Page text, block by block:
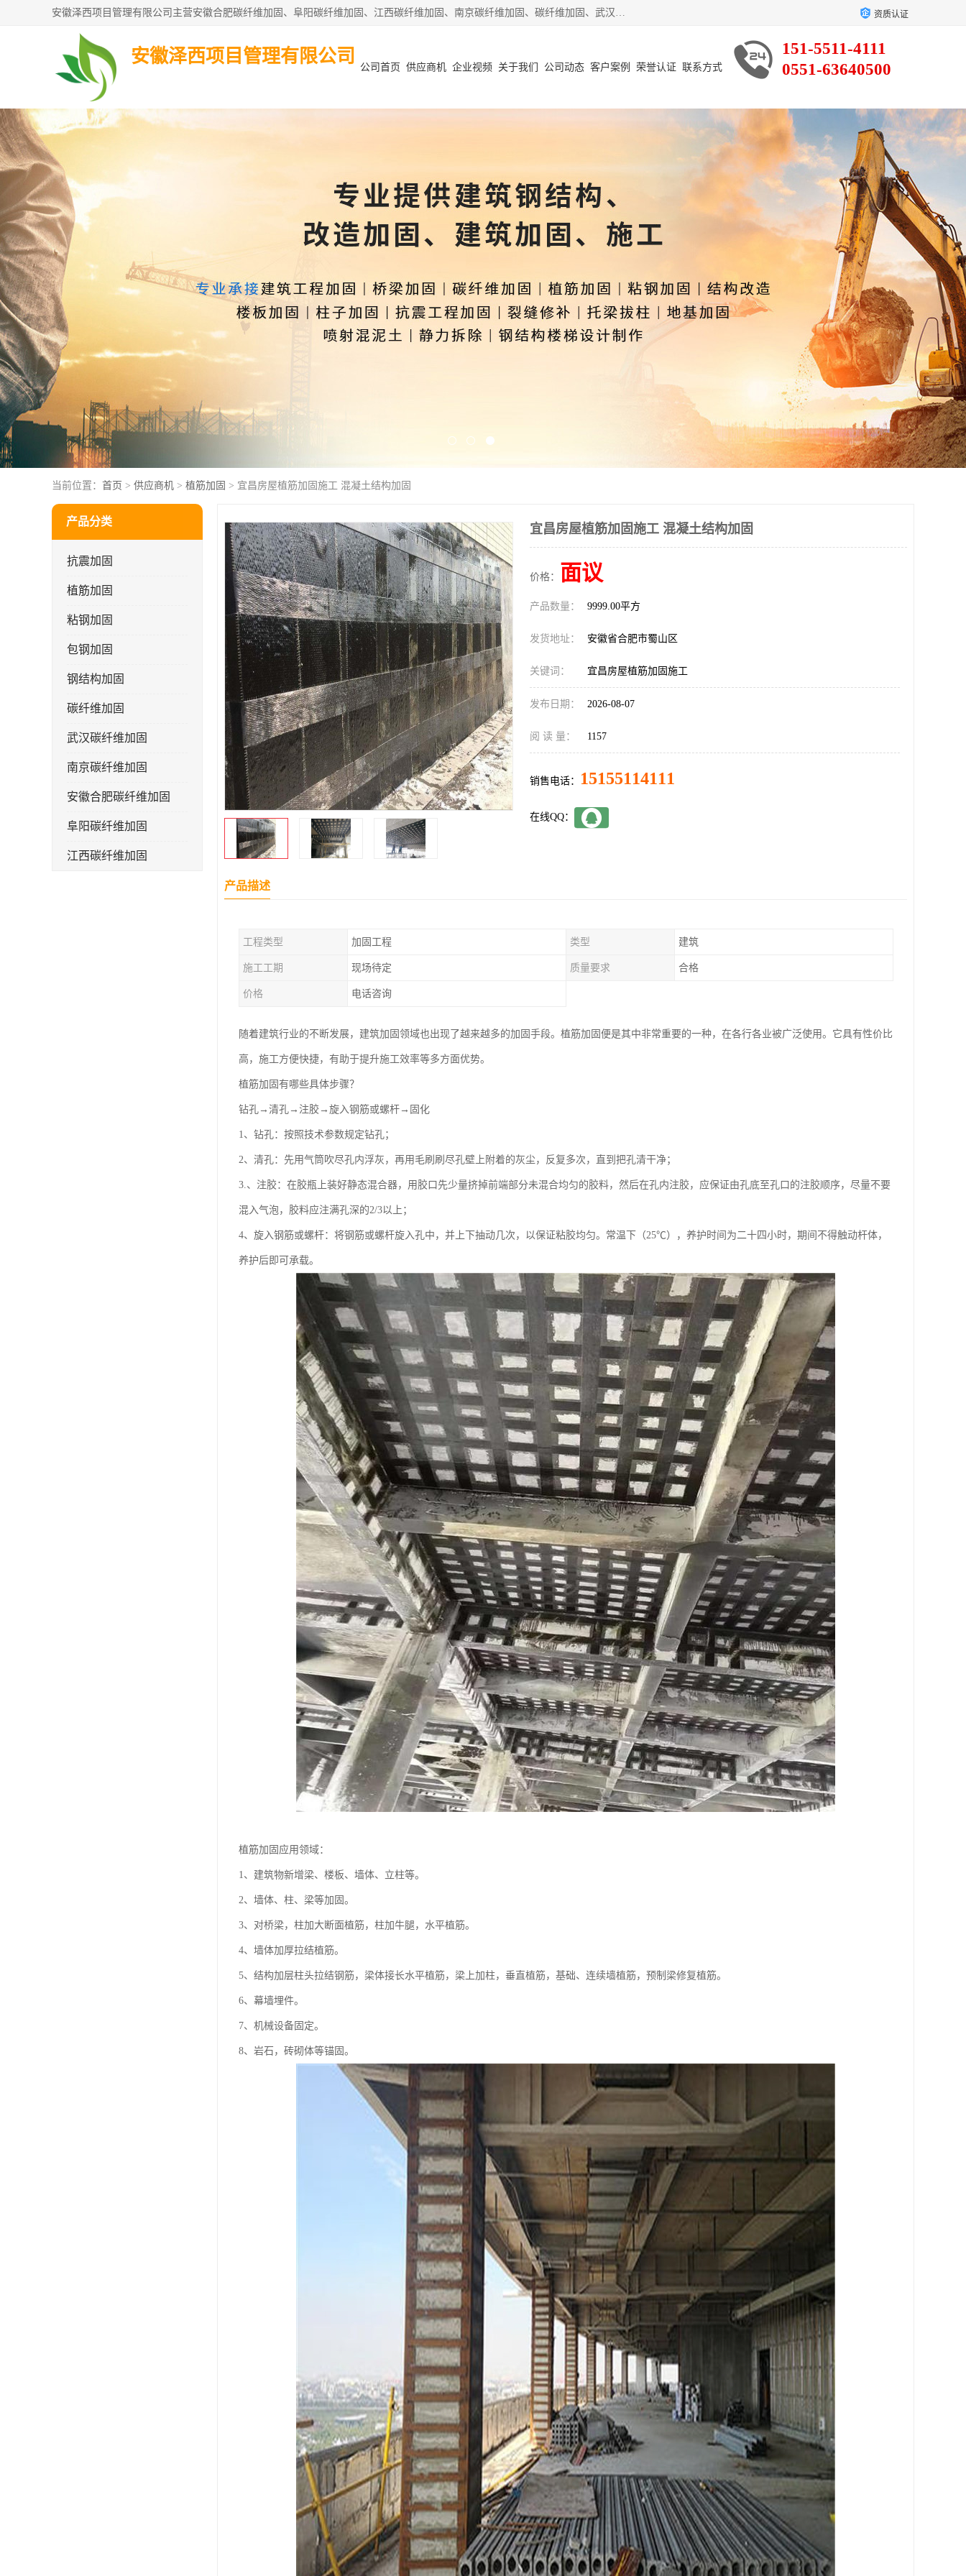
安徽泽西项目管理有限公司主营安徽合肥碳纤维加固、阜阳碳纤维加固、江西碳纤维加固、南京碳纤维加固、碳纤维加固、武汉碳纤维加固等业务，业务覆盖范围：安徽合肥、阜阳、江西、南京、武汉等区域。公司在钢筋混凝土结构改造加固、砌体结构改造加固、设计变更、结构改造加固、质量缺陷加固、地基加固等各加固改造领域具有优良的设计及施工经验。 资质认证
安徽泽西项目管理有限公司
151-5511-4111
0551-63640500
公司首页 供应商机 企业视频 关于我们 公司动态 客户案例 荣誉认证 联系方式
当前位置： 首页 > 供应商机 > 植筋加固 > 宜昌房屋植筋加固施工 混凝土结构加固
产品分类
抗震加固
植筋加固
粘钢加固
包钢加固
钢结构加固
碳纤维加固
武汉碳纤维加固
南京碳纤维加固
安徽合肥碳纤维加固
阜阳碳纤维加固
江西碳纤维加固
宜昌房屋植筋加固施工 混凝土结构加固
价格： 面议
产品数量： 9999.00平方
发货地址： 安徽省合肥市蜀山区
关键词： 宜昌房屋植筋加固施工
发布日期： 2026-08-07
阅 读 量： 1157
销售电话： 15155114111
在线QQ：
产品描述
工程类型 加固工程 类型 建筑
施工工期 现场待定 质量要求 合格
价格 电话咨询
随着建筑行业的不断发展，建筑加固领域也出现了越来越多的加固手段。植筋加固便是其中非常重要的一种，在各行各业被广泛使用。它具有性价比
高，施工方便快捷，有助于提升施工效率等多方面优势。
植筋加固有哪些具体步骤？
钻孔→清孔→注胶→旋入钢筋或螺杆→固化
1、钻孔：按照技术参数规定钻孔；
2、清孔：先用气筒吹尽孔内浮灰，再用毛刷刷尽孔壁上附着的灰尘，反复多次，直到把孔清干净；
3.、注胶：在胶瓶上装好静态混合器，用胶口先少量挤掉前端部分未混合均匀的胶料，然后在孔内注胶，应保证由孔底至孔口的注胶顺序，尽量不要
混入气泡，胶料应注满孔深的2/3以上；
4、旋入钢筋或螺杆：将钢筋或螺杆旋入孔中，并上下抽动几次，以保证粘胶均匀。常温下（25℃），养护时间为二十四小时，期间不得触动杆体，
养护后即可承载。
植筋加固应用领域：
1、建筑物新增梁、楼板、墙体、立柱等。
2、墙体、柱、梁等加固。
3、对桥梁，柱加大断面植筋，柱加牛腿，水平植筋。
4、墙体加厚拉结植筋。
5、结构加层柱头拉结钢筋，梁体接长水平植筋，梁上加柱，垂直植筋，基础、连续墙植筋，预制梁修复植筋。
6、幕墙埋件。
7、机械设备固定。
8、岩石，砖砌体等锚固。